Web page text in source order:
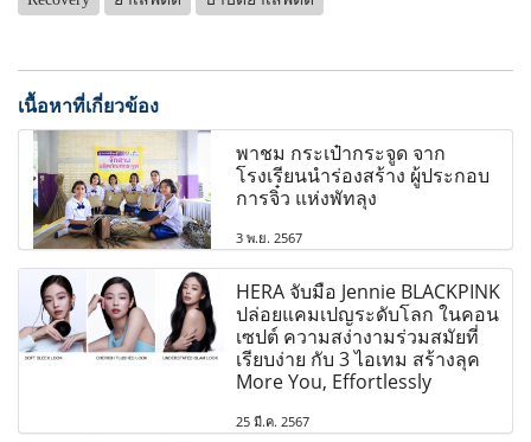
เนื้อหาที่เกี่ยวข้อง
พาชม กระเป๋ากระจูด จาก
โรงเรียนนำร่องสร้าง ผู้ประกอบ
การจิ๋ว แห่งพัทลุง
3 พ.ย. 2567
HERA จับมือ Jennie BLACKPINK
ปล่อยแคมเปญระดับโลก ในคอน
เซปต์ ความสง่างามร่วมสมัยที่
เรียบง่าย กับ 3 ไอเทม สร้างลุค
More You, Effortlessly
25 มี.ค. 2567